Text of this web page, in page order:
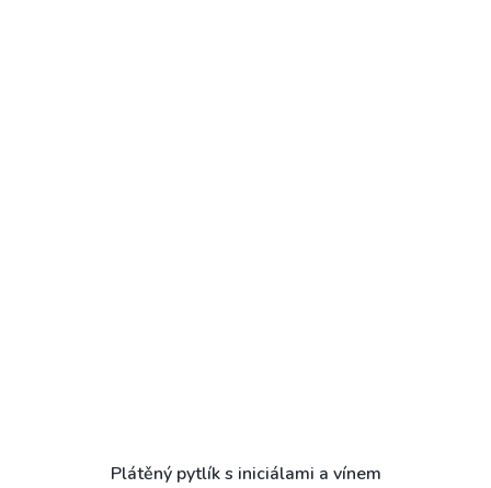
Plátěný pytlík s iniciálami a vínem